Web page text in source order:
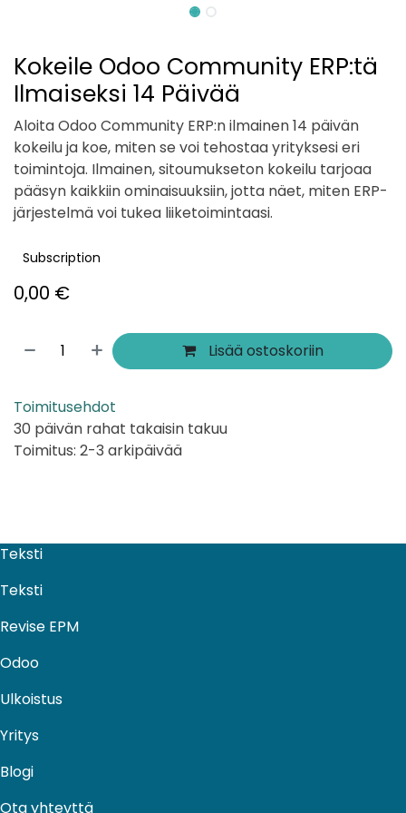
Kokeile Odoo Community ERP:tä
Ilmaiseksi 14 Päivää
Aloita Odoo Community ERP:n ilmainen 14 päivän
kokeilu ja koe, miten se voi tehostaa yrityksesi eri
toimintoja. Ilmainen, sitoumukseton kokeilu tarjoaa
pääsyn kaikkiin ominaisuuksiin, jotta näet, miten ERP-
järjestelmä voi tukea liiketoimintaasi.
Subscription
0,00 €
Lisää ostoskoriin
Toimitusehdot
30 päivän rahat takaisin takuu
Toimitus: 2-3 arkipäivää
Teksti
Teksti
Revise EPM
Odoo
Ulkoistus​
Yritys
Blogi
Ota yhteyttä